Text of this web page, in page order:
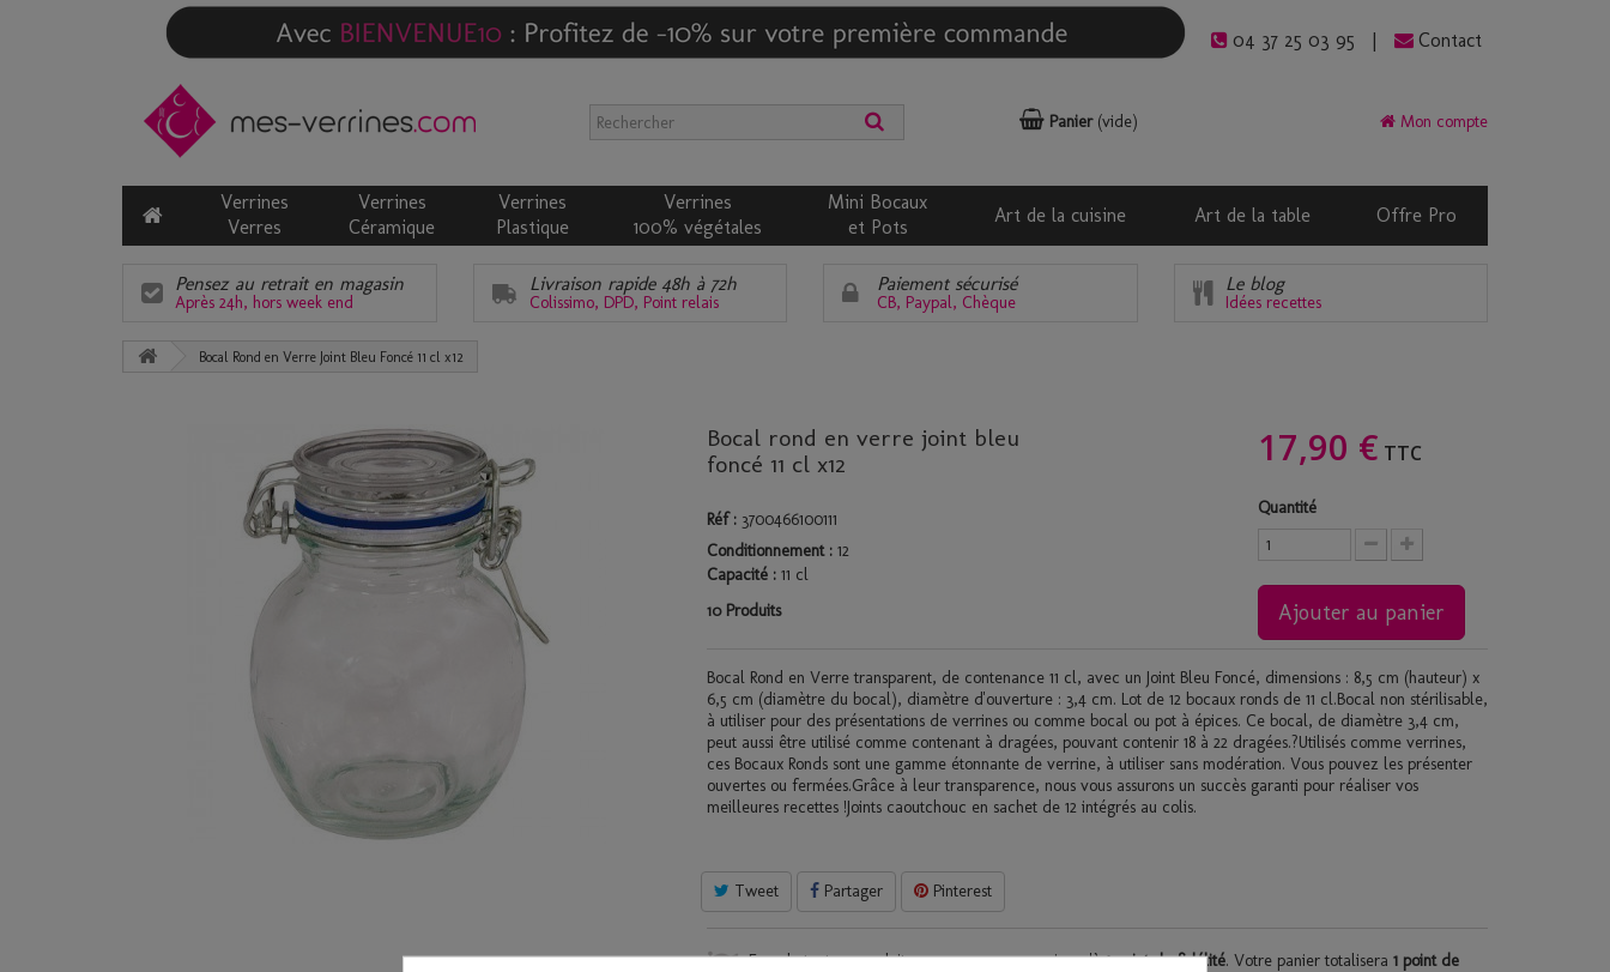
04 37 25 03 95 Contact
Panier (vide)
Verrines
Verres
Verrines
Céramique
Verrines
Plastique
Verrines
100% végétales
Mini Bocaux
et Pots
Art de la cuisine Art de la table Offre Pro
Pensez au retrait en magasin
Après 24h, hors week end
Livraison rapide 48h à 72h
Colissimo, DPD, Point relais
Paiement sécurisé
CB, Paypal, Chèque
Le blog
Idées recettes
Mon compte
Bocal Rond en Verre Joint Bleu Foncé 11 cl x12
Bocal rond en verre joint bleu
foncé 11 cl x12
Réf : 3700466100111
Conditionnement : 12
Capacité : 11 cl
10 Produits
17,90 € TTC
Quantité
Ajouter au panier
Bocal Rond en Verre transparent, de contenance 11 cl, avec un Joint Bleu Foncé, dimensions : 8,5 cm (hauteur) x
6,5 cm (diamètre du bocal), diamètre d'ouverture : 3,4 cm. Lot de 12 bocaux ronds de 11 cl.Bocal non stérilisable,
à utiliser pour des présentations de verrines ou comme bocal ou pot à épices. Ce bocal, de diamètre 3,4 cm,
peut aussi être utilisé comme contenant à dragées, pouvant contenir 18 à 22 dragées.?Utilisés comme verrines,
ces Bocaux Ronds sont une gamme étonnante de verrine, à utiliser sans modération. Vous pouvez les présenter
ouvertes ou fermées.Grâce à leur transparence, nous vous assurons un succès garanti pour réaliser vos
meilleures recettes !Joints caoutchouc en sachet de 12 intégrés au colis.
Tweet Partager Pinterest
En achetant ce produit vous pouvez gagner jusqu'à1point de fidélité. Votre panier totalisera 1point de